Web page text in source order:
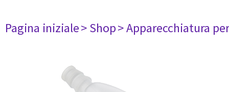
Pagina iniziale> Shop> Apparecchiatura